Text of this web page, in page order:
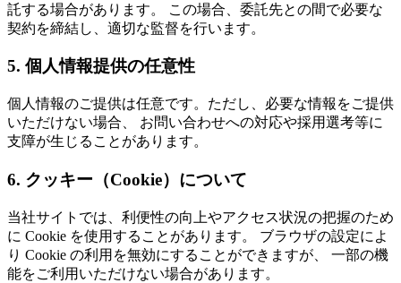
託する場合があります。 この場合、委託先との間で必要な
契約を締結し、適切な監督を行います。
5. 個人情報提供の任意性
個人情報のご提供は任意です。ただし、必要な情報をご提供
いただけない場合、 お問い合わせへの対応や採用選考等に
支障が生じることがあります。
6. クッキー（Cookie）について
当社サイトでは、利便性の向上やアクセス状況の把握のため
に Cookie を使用することがあります。 ブラウザの設定によ
り Cookie の利用を無効にすることができますが、 一部の機
能をご利用いただけない場合があります。